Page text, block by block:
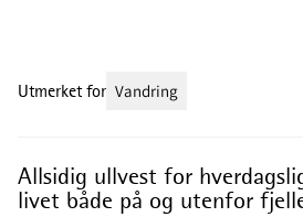
Allsidig ullvest for
livet både på og utenfor
Utmerket for Vandring